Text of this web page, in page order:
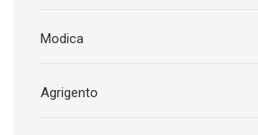
Modica
Agrigento